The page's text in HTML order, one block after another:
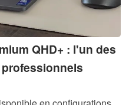
QHD+ : l'un des